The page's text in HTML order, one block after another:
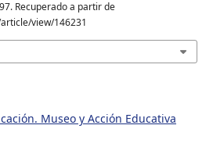
Recuperado a partir de
view/146231
Museo y Acción Educativa